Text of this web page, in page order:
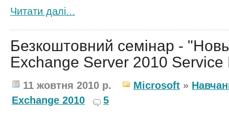
Читати далi...
Безкоштовний семінар -
Exchange Server 2010 Service
11 жовтня 2010 р. Microsoft »
Exchange 2010
5